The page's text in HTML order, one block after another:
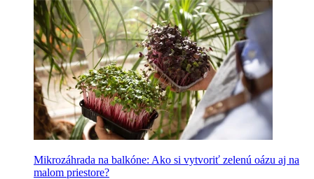
Mikrozáhrada na balkóne: Ako si vytvoriť zelenú oázu aj na
malom priestore?